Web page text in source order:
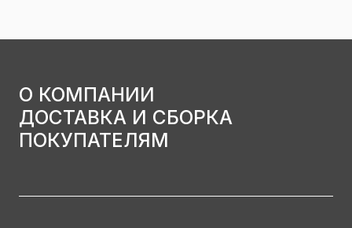
О КОМПАНИИ
ДОСТАВКА И СБОРКА
ПОКУПАТЕЛЯМ